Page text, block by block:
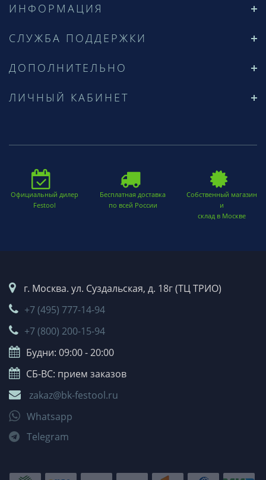
ИНФОРМАЦИЯ
СЛУЖБА ПОДДЕРЖКИ
ДОПОЛНИТЕЛЬНО
ЛИЧНЫЙ КАБИНЕТ
Официальный дилер
Festool
Бесплатная доставка
по всей России
Собственный магазин
и
склад в Москве
г. Москва. ул. Суздальская, д. 18г (ТЦ ТРИО)
+7 (495) 777-14-94
+7 (800) 200-15-94
Будни: 09:00 - 20:00
СБ-ВС: прием заказов
zakaz@bk-festool.ru
Whatsapp
Telegram